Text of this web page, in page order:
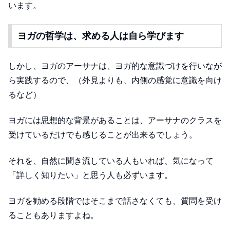
います。
ヨガの哲学は、求める人は自ら学びます
しかし、ヨガのアーサナは、ヨガ的な意識づけを行いなが
ら実践するので、（外見よりも、内側の感覚に意識を向け
るなど）
ヨガには思想的な背景があることは、アーサナのクラスを
受けているだけでも感じることが出来るでしょう。
それを、自然に聞き流している人もいれば、気になって
「詳しく知りたい」と思う人も必ずいます。
ヨガを勧める段階ではそこまで話さなくても、質問を受け
ることもありますよね。